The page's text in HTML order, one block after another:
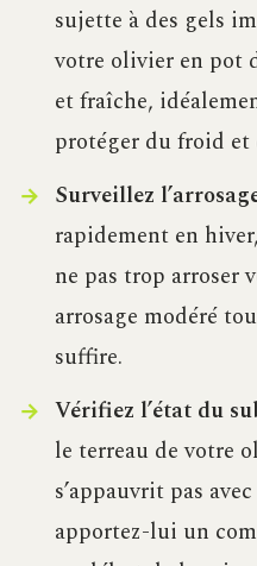
sujette à des gels
votre olivier en pot
et fraîche,
protéger du froid et
Surveillez
rapidement en
ne pas trop arroser
arrosage modéré
suffire.
Vérifiez l’état du
le terreau de votre
s’appauvrit pas
apportez-lui un